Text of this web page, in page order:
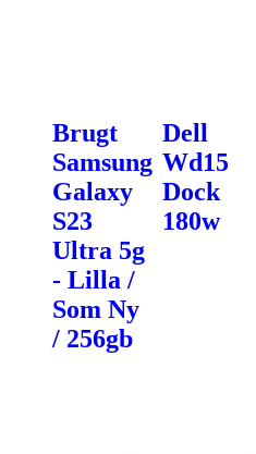
Brugt
Samsung
Galaxy
S23
Ultra 5g
- Lilla /
Som Ny
/ 256gb
Dell
Wd15
Dock
180w